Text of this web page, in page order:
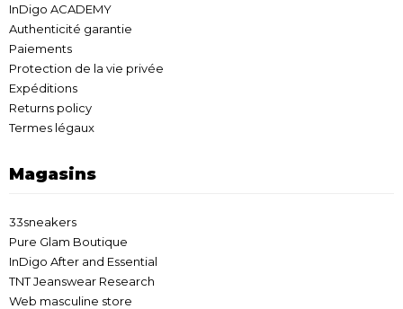
InDigo ACADEMY
Authenticité garantie
Paiements
Protection de la vie privée
Expéditions
Returns policy
Termes légaux
Magasins
33sneakers
Pure Glam Boutique
InDigo After and Essential
TNT Jeanswear Research
Web masculine store